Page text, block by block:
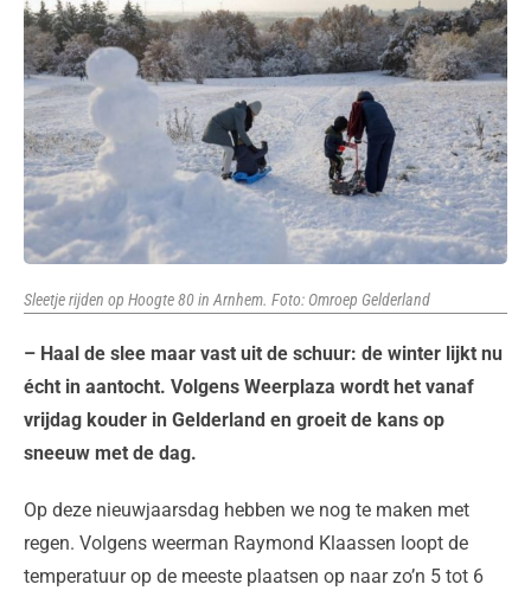
Sleetje rijden op Hoogte 80 in Arnhem. Foto: Omroep Gelderland
– Haal de slee maar vast uit de schuur: de winter lijkt nu
écht in aantocht. Volgens Weerplaza wordt het vanaf
vrijdag kouder in Gelderland en groeit de kans op
sneeuw met de dag.
Op deze nieuwjaarsdag hebben we nog te maken met
regen. Volgens weerman Raymond Klaassen loopt de
temperatuur op de meeste plaatsen op naar zo’n 5 tot 6